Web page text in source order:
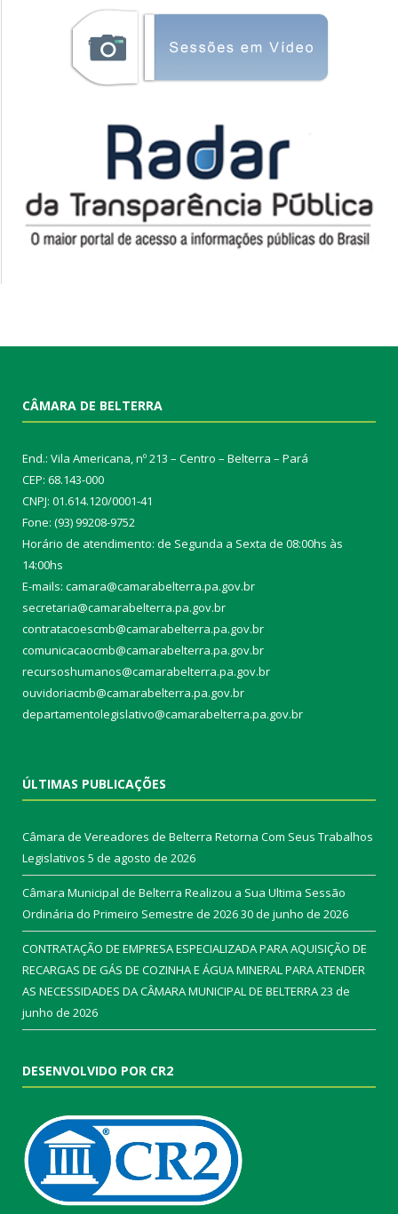
CÂMARA DE BELTERRA
End.: Vila Americana, nº 213 – Centro – Belterra – Pará
CEP: 68.143-000
CNPJ: 01.614.120/0001-41
Fone: (93) 99208-9752
Horário de atendimento: de Segunda a Sexta de 08:00hs às
14:00hs
E-mails: camara@camarabelterra.pa.gov.br
secretaria@camarabelterra.pa.gov.br
contratacoescmb@camarabelterra.pa.gov.br
comunicacaocmb@camarabelterra.pa.gov.br
recursoshumanos@camarabelterra.pa.gov.br
ouvidoriacmb@camarabelterra.pa.gov.br
departamentolegislativo@camarabelterra.pa.gov.br
ÚLTIMAS PUBLICAÇÕES
Câmara de Vereadores de Belterra Retorna Com Seus Trabalhos
Legislativos 5 de agosto de 2026
Câmara Municipal de Belterra Realizou a Sua Ultima Sessão
Ordinária do Primeiro Semestre de 202630 de junho de 2026
CONTRATAÇÃO DE EMPRESA ESPECIALIZADA PARA AQUISIÇÃO DE
RECARGAS DE GÁS DE COZINHA E ÁGUA MINERAL PARA ATENDER
AS NECESSIDADES DA CÂMARA MUNICIPAL DE BELTERRA23 de
junho de 2026
DESENVOLVIDO POR CR2